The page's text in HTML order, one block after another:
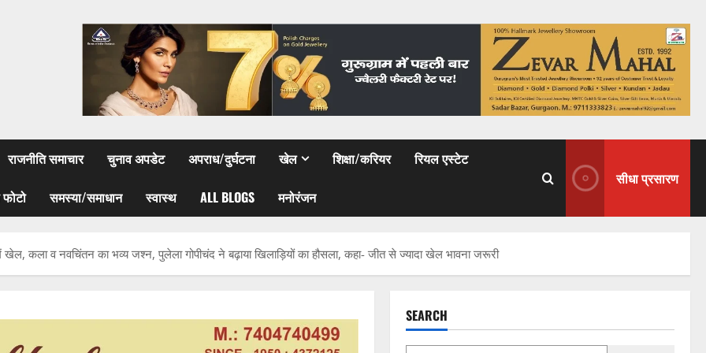
राजनीति समाचार चुनाव अपडेट अपराध/दुर्घटना खेल शिक्षा/करियर रियल एस्टेट
समस्या/समाधान स्वास्थ ALL BLOGS मनोरंजन
सीधा प्रसारण
कला व नवचिंतन का भव्य जश्न, पुलेला गोपीचंद ने बढ़ाया खिलाड़ियों का हौसला, कहा- जीत से ज्यादा खेल भावना जरूरी
SEARCH